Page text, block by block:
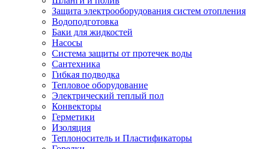
Защита электрооборудования систем отопления
Водоподготовка
Баки для жидкостей
Насосы
Система защиты от протечек воды
Сантехника
Гибкая подводка
Тепловое оборудование
Электрический теплый пол
Конвекторы
Герметики
Изоляция
Теплоноситель и Пластификаторы